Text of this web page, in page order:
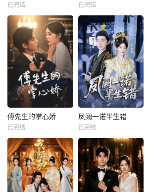
已完结 已完结
傅先生的掌心娇
已完结
凤阙一诺半生错
已完结